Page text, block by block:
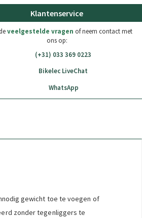
Klantenservice
veelgestelde vragen of neem contact met
ons op:
(+31) 033 369 0223
Bikelec LiveChat
WhatsApp
gewicht toe te voegen of
zonder tegenliggers te